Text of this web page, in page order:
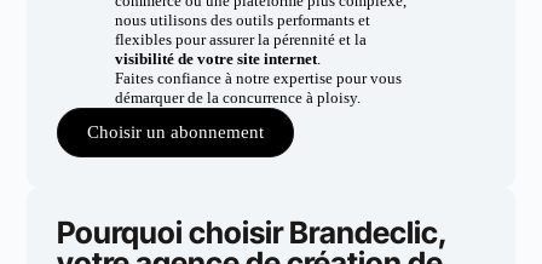
nous utilisons des outils performants et
flexibles pour assurer la pérennité et la
visibilité de votre site internet.
Faites confiance à notre expertise pour vous
démarquer de la concurrence à ploisy.
Choisir un abonnement
Pourquoi choisir Brandeclic,